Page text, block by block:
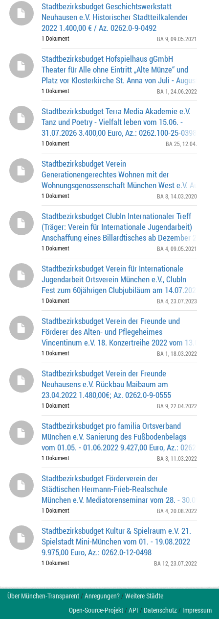
Stadtbezirksbudget Geschichtswerkstatt
Neuhausen e.V. Historischer Stadtteilkalender
2022 1.400,00 € / Az. 0262.0-9-0492
1 Dokument BA 9 , 09.05.2021
Stadtbezirksbudget Hofspielhaus gGmbH
Theater für Alle ohne Eintritt „Alte Münze“ und
Platz vor Klosterkirche St. Anna von Juli - August 2022
Euro, Az.: 0262.0-1-0287
1 Dokument BA 1 , 24.06.2022
Stadtbezirksbudget Terra Media Akademie e.V.
Tanz und Poetry - Vielfalt leben vom 15.06. -
31.07.2026 3.400,00 Euro, Az.: 0262.100-25-0398
1 Dokument BA 25 , 12.04.
Stadtbezirksbudget Verein
Generationengerechtes Wohnen mit der
Wohnungsgenossenschaft München West e.V.
ehemaligen Brausebads im Mai 2020 6.500,00€, Az:
0215
1 Dokument BA 8 , 14.03.2020
Stadtbezirksbudget ClubIn Internationaler Treff
(Träger: Verein für Internationale Jugendarbeit)
Anschaffung eines Billardtisches ab Dezember 2020
Az. 0262.0-4-0320
1 Dokument BA 4 , 09.05.2021
Stadtbezirksbudget Verein für Internationale
Jugendarbeit Ortsverein München e.V., ClubIn
Fest zum 60jährigen Clubjubiläum am 14.07.2023
Az.: 0262.0-4-0458
1 Dokument BA 4 , 23.07.2023
Stadtbezirksbudget Verein der Freunde und
Förderer des Alten- und Pflegeheimes
Vincentinum e.V. 18. Konzertreihe 2022 vom
01.01.2023 2.700,00 Euro, Az.: 0262.0-1-0272
1 Dokument BA 1 , 18.03.2022
Stadtbezirksbudget Verein der Freunde
Neuhausens e.V. Rückbau Maibaum am
23.04.2022 1.480,00€; Az. 0262.0-9-0555
1 Dokument BA 9 , 22.04.2022
Stadtbezirksbudget pro familia Ortsverband
München e.V. Sanierung des Fußbodenbelags
vom 01.05. - 01.06.2022 9.427,00 Euro, Az.: 0262.0-3-
1 Dokument BA 3 , 11.03.2022
Stadtbezirksbudget Förderverein der
Städtischen Hermann-Frieb-Realschule
München e.V. Mediatorenseminar vom 28. - 30.09.2022
Euro, Az.: 0262.0-4-0406
1 Dokument BA 4 , 20.08.2022
Stadtbezirksbudget Kultur & Spielraum e.V. 21.
Spielstadt Mini-München vom 01. - 19.08.2022
9.975,00 Euro, Az.: 0262.0-12-0498
1 Dokument BA 12 , 23.07.2022
Über München-Transparent/Anregungen?/Weitere Städte
Open-Source-Projekt/API / Datenschutz/ Impressum